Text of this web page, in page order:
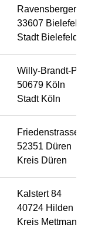
33607 Bielefeld
Stadt Bielefeld
Willy-Brandt-
50679 Köln
Stadt Köln
Friedenstrasse
52351 Düren
Kreis Düren
Kalstert 84
40724 Hilden
Kreis Mettmann